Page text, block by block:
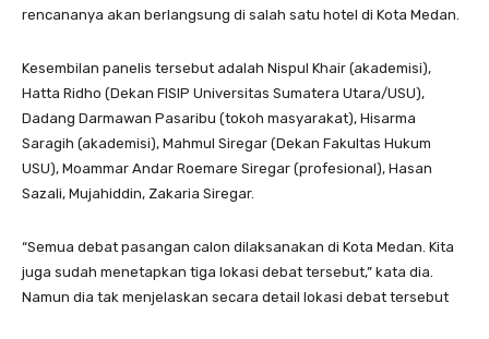
rencananya akan berlangsung di salah satu hotel di Kota Medan.
Kesembilan panelis tersebut adalah Nispul Khair (akademisi),
Hatta Ridho (Dekan FISIP Universitas Sumatera Utara/USU),
Dadang Darmawan Pasaribu (tokoh masyarakat), Hisarma
Saragih (akademisi), Mahmul Siregar (Dekan Fakultas Hukum
USU), Moammar Andar Roemare Siregar (profesional), Hasan
Sazali, Mujahiddin, Zakaria Siregar.
“Semua debat pasangan calon dilaksanakan di Kota Medan. Kita
juga sudah menetapkan tiga lokasi debat tersebut,” kata dia.
Namun dia tak menjelaskan secara detail lokasi debat tersebut